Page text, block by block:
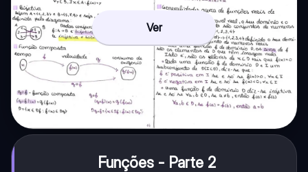
Ver
Funções - Parte 2